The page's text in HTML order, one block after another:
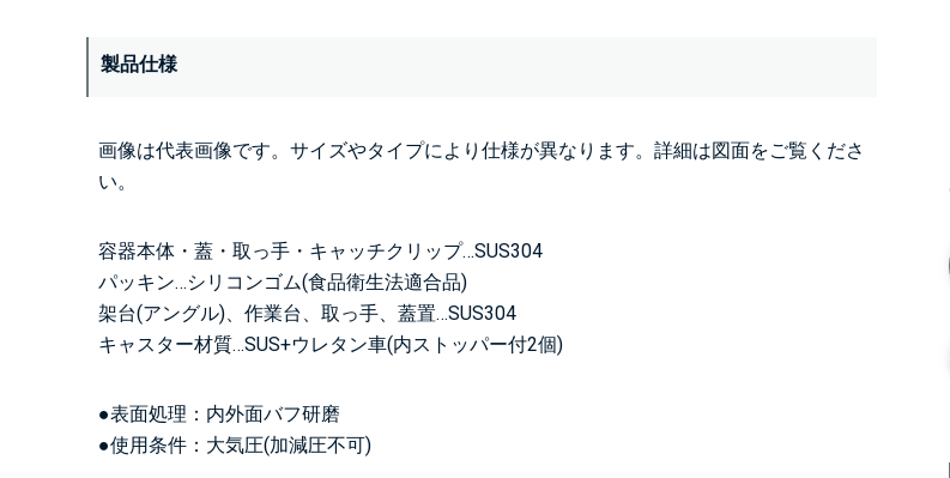
製品仕様
画像は代表画像です。サイズやタイプにより仕様が異なります。詳細は図面をご覧くださ
い。
容器本体・蓋・取っ手・キャッチクリップ…SUS304
パッキン…シリコンゴム(食品衛生法適合品)
架台(アングル)、作業台、取っ手、蓋置…SUS304
キャスター材質…SUS+ウレタン車(内ストッパー付2個)
●表面処理：内外面バフ研磨
●使用条件：大気圧(加減圧不可)